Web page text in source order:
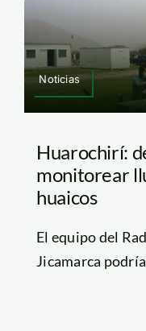
Noticias
Huarochirí:
monitorear
huaicos
El equipo del
Jicamarca